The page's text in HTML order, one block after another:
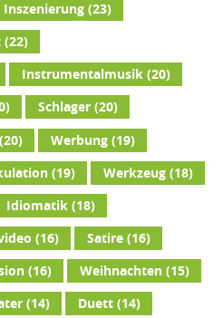
Inszenierung(23)
(22)
Instrumentalmusik(20)
Schlager(20)
Werbung(19)
(19) Werkzeug(18)
Idiomatik(18)
(16) Satire(16)
(16) Weihnachten(15)
(14) Duett(14)